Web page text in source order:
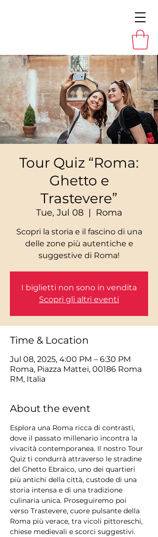
Tour Quiz “Roma:
Ghetto e
Trastevere”
Tue, Jul 08
  |
Roma
Scopri la storia e il fascino di una
delle zone più autentiche e
I biglietti non sono in vendita
Scopri gli altri eventi
Time & Location
Jul 08, 2025, 4:00 PM – 6:30 PM
Roma, Piazza Mattei, 00186 Roma
RM, Italia
About the event
Esplora una Roma ricca di contrasti,
dove il passato millenario incontra la
vivacità contemporanea. Il nostro Tour
Quiz ti condurrà attraverso le stradine
del Ghetto Ebraico, uno dei quartieri
più antichi della città, custode di una
storia intensa e di una tradizione
culinaria unica. Proseguiremo poi
verso Trastevere, cuore pulsante della
Roma più verace, tra vicoli pittoreschi,
chiese medievali e scorci suggestivi.